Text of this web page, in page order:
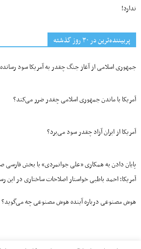
ندارد!
پربیننده‌ترین‌ در ۳۰ روز گذشته
جمهوری اسلامی از آغاز جنگ چقدر به آمریکا سود
آمریکا با ماندن جمهوری اسلامی چقدر ضرر می‌کند؟
آمریکا از ایران آزاد چقدر سود می‌برد؟
پایان دادن به همکاری «علی جوانمردی» با بخش فارسی
آمریکا؛ احمد باطبی خواستار اصلاحات ساختاری در این
هوش مصنوعی درباره آینده هوش مصنوعی چه می‌گوید؟